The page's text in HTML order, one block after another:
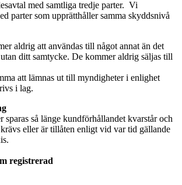
med samtliga tredje parter. Vi
parter som upprätthåller samma skyddsnivå
aldrig att användas till något annat än det
ditt samtycke. De kommer aldrig säljas till
att lämnas ut till myndigheter i enlighet
i lag.
sparas så länge kundförhållandet kvarstår och
eller är tillåten enligt vid var tid gällande
registrerad